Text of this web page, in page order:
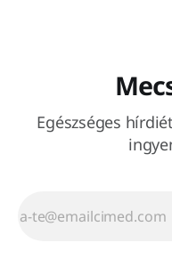
Egészséges